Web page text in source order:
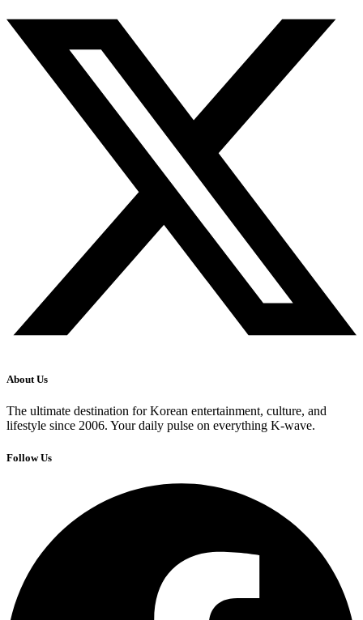
About Us
The ultimate destination for Korean entertainment, culture, and
lifestyle since 2006. Your daily pulse on everything K-wave.
Follow Us